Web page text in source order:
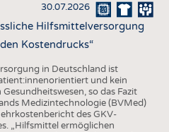
30.07.2026
Hilfsmittelversorgung
Kostendrucks“
in Deutschland ist
und kein
so das Fazit
Medizintechnologie (BVMed)
des GKV-
„Hilfsmittel ermöglichen